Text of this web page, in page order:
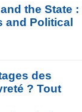
the State :
and Political
des
? Tout